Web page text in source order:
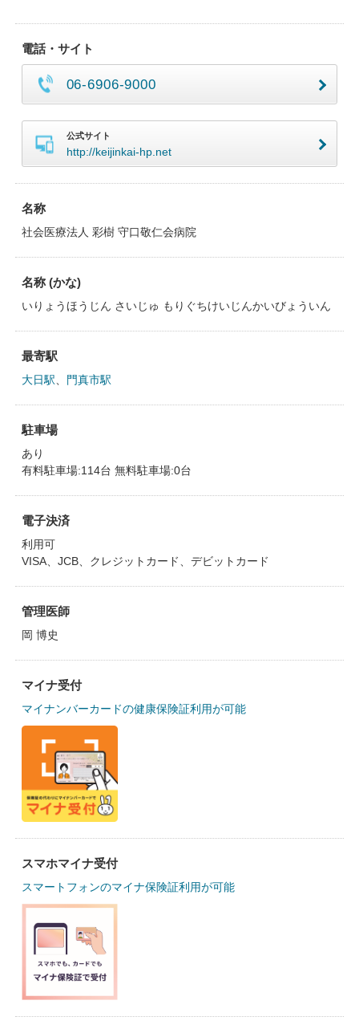
電話・サイト
06-6906-9000
公式サイト
http://keijinkai-hp.net
名称
社会医療法人 彩樹 守口敬仁会病院
名称 (かな)
いりょうほうじん さいじゅ もりぐちけいじんかいびょういん
最寄駅
大日駅 門真市駅
駐車場
あり
有料駐車場:114台 無料駐車場:0台
電子決済
利用可
VISA、JCB、クレジットカード、デビットカード
管理医師
岡 博史
マイナ受付
マイナンバーカードの健康保険証利用が可能
スマホマイナ受付
スマートフォンのマイナ保険証利用が可能